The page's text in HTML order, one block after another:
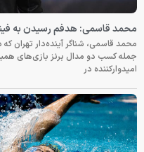
محمد قاسمی: هدفم رسیدن به فینال ۴۰۰ متر بازی‌های آسیایی
محمد قاسمی، شناگر آینده‌دار تهران
جمله کسب دو مدال برنز بازی‌های
امیدوارکننده در